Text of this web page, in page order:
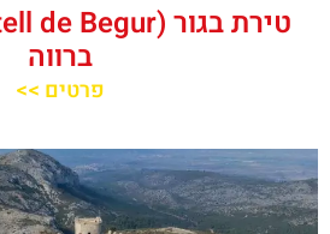
ברווה
פרטים >>